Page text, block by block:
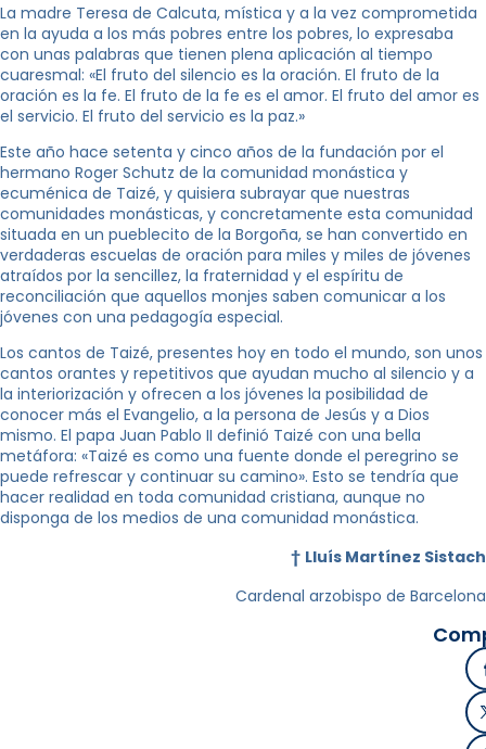
La madre Teresa de Calcuta, mística y a la vez comprometida
en la ayuda a los más pobres entre los pobres, lo expresaba
con unas palabras que tienen plena aplicación al tiempo
cuaresmal: «El fruto del silencio es la oración. El fruto de la
oración es la fe. El fruto de la fe es el amor. El fruto del amor es
el servicio. El fruto del servicio es la paz.»
Este año hace setenta y cinco años de la fundación por el
hermano Roger Schutz de la comunidad monástica y
ecuménica de Taizé, y quisiera subrayar que nuestras
comunidades monásticas, y concretamente esta comunidad
situada en un pueblecito de la Borgoña, se han convertido en
verdaderas escuelas de oración para miles y miles de jóvenes
atraídos por la sencillez, la fraternidad y el espíritu de
reconciliación que aquellos monjes saben comunicar a los
jóvenes con una pedagogía especial.
Los cantos de Taizé, presentes hoy en todo el mundo, son unos
cantos orantes y repetitivos que ayudan mucho al silencio y a
la interiorización y ofrecen a los jóvenes la posibilidad de
conocer más el Evangelio, a la persona de Jesús y a Dios
mismo. El papa Juan Pablo II definió Taizé con una bella
metáfora: «Taizé es como una fuente donde el peregrino se
puede refrescar y continuar su camino». Esto se tendría que
hacer realidad en toda comunidad cristiana, aunque no
disponga de los medios de una comunidad monástica.
† Lluís Martínez Sistach
Cardenal arzobispo de Barcelona